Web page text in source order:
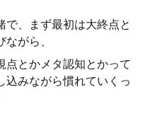
で、まず最初は大終点と
がら、
点とかメタ認知とかって
込みながら慣れていくっ